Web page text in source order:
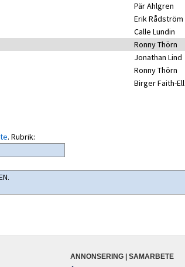
Pär Ahlgren
Erik Rådström
Calle Lundin
Ronny Thörn
Jonathan Lind
Ronny Thörn
Birger Faith-Ell
. Rubrik:
ANNONSERING | SAMARBETE